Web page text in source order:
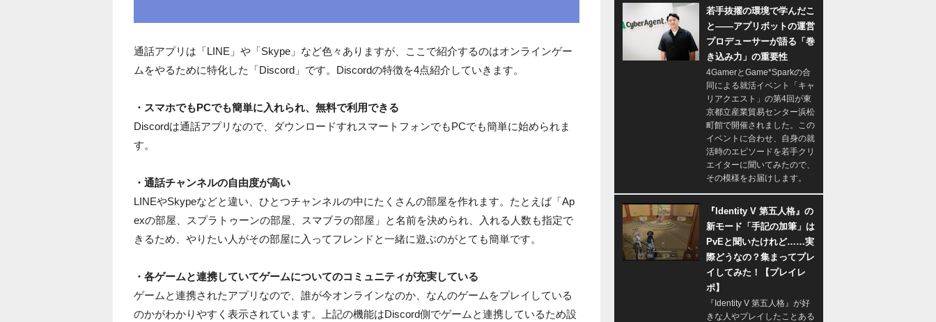
通話アプリは「LINE」や「Skype」など色々ありますが、ここで紹介するのはオンラインゲー
ムをやるために特化した「Discord」です。Discordの特徴を4点紹介していきます。
・スマホでもPCでも簡単に入れられ、無料で利用できる
Discordは通話アプリなので、ダウンロードすれスマートフォンでもPCでも簡単に始められま
す。
・通話チャンネルの自由度が高い
LINEやSkypeなどと違い、ひとつチャンネルの中にたくさんの部屋を作れます。たとえば「Ap
exの部屋、スプラトゥーンの部屋、スマブラの部屋」と名前を決められ、入れる人数も指定で
きるため、やりたい人がその部屋に入ってフレンドと一緒に遊ぶのがとても簡単です。
・各ゲームと連携していてゲームについてのコミュニティが充実している
ゲームと連携されたアプリなので、誰が今オンラインなのか、なんのゲームをプレイしている
のかがわかりやすく表示されています。上記の機能はDiscord側でゲームと連携しているため設
若手抜擢の環境で学んだこ
と――アプリボットの運営
プロデューサーが語る「巻
き込み力」の重要性
4GamerとGame*Sparkの合
同による就活イベント「キャ
リアクエスト」の第4回が東
京都立産業貿易センター浜松
町館で開催されました。この
イベントに合わせ、自身の就
活時のエピソードを若手クリ
エイターに聞いてみたので、
その模様をお届けします。
『Identity V 第五人格』の
新モード「手記の加筆」は
PvEと聞いたけれど……実
際どうなの？集まってプレ
イしてみた！【プレイレ
ポ】
『Identity V 第五人格』が好
きな人やプレイしたことある